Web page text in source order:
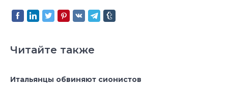
Читайте также
Итальянцы обвиняют сионистов